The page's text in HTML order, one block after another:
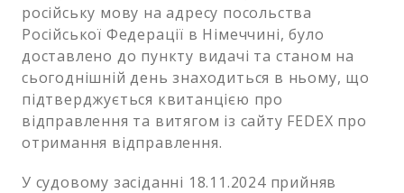
російську мову на адресу посольства
Російської Федерації в Німеччині, було
доставлено до пункту видачі та станом на
сьогоднішній день знаходиться в ньому, що
підтверджується квитанцією про
відправлення та витягом із сайту FEDEX про
отримання відправлення.
У судовому засіданні 18.11.2024 прийняв